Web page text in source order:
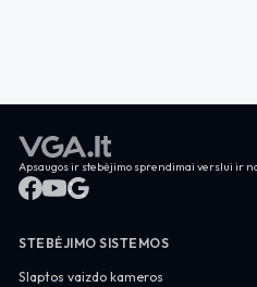
Apsaugos ir stebėjimo sprendimai verslui ir
STEBĖJIMO SISTEMOS
Slaptos vaizdo kameros